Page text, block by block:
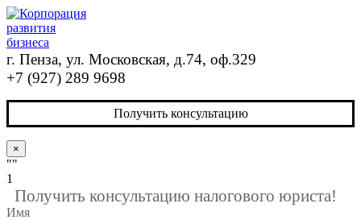
г. Пенза, ул. Московская, д.74, оф.329
+7 (927) 289 9698
Получить консультацию
×
""
1
Получить консультацию налогового юриста!
Имя